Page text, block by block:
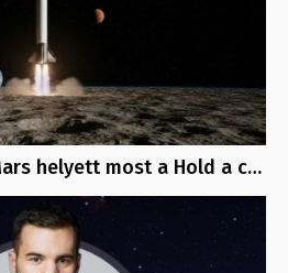
helyett most a Hold a c…